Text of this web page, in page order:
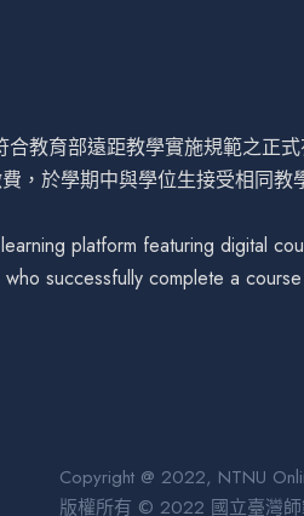
教育部遠距教學實施規範之正
，於學期中與學位生接受相同教
platform featuring digital
successfully complete a
Copyright @ 2022, NTNU
版權所有 © 2022 國立臺灣